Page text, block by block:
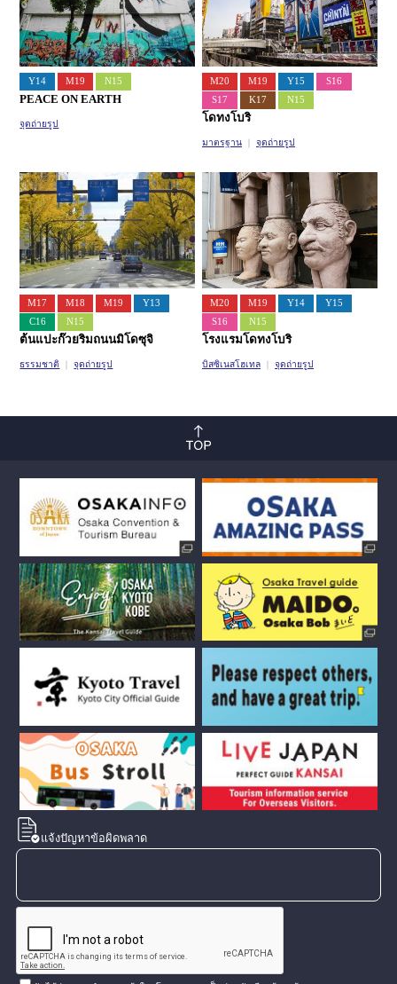
Y14 M19 N15
PEACE ON EARTH
จุดถ่ายรูป
M20 M19 Y15
S16
S17
K17 N15
โดทงโบริ
มาตรฐาน จุดถ่ายรูป
M17 M18 M19
Y13
C16
N15
ต้นแปะก๊วยริมถนนมิโดซุจิ
ธรรมชาติ จุดถ่ายรูป
M20 M19 Y14
Y15
S16
N15
โรงแรมโดทงโบริ
บิสซิเนสโฮเทล จุดถ่ายรูป
แจ้งปัญหาข้อผิดพลาด